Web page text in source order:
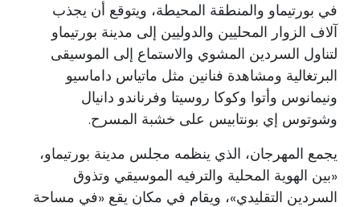
في بورتيماو والمنطقة المحيطة، ويتوقع أن يجذب
آلاف الزوار المحليين والدوليين إلى مدينة بورتيماو
لتناول السردين المشوي والاستماع إلى الموسيقى
البرتغالية ومشاهدة فنانين مثل ماتياس داماسيو
ونيمانوس وأتوا وكوكا روسيتا وفرناندو دانيال
وشوتوس إي بونتابيس على خشبة المسرح.
يجمع المهرجان، الذي ينظمه مجلس مدينة بورتيماو،
«بين الهوية المحلية والترفيه الموسيقي وتذوق
السردين التقليدي»، ويقام في مكان يقع «في مساحة